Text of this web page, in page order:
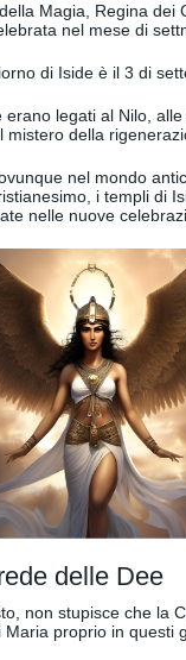
Magia, Regina dei
nel mese di
di Iside è il 3 di
erano legati al Nilo,
mistero della
nel mondo
i templi di
nelle nuove
delle Dee
non stupisce che la
proprio in questi